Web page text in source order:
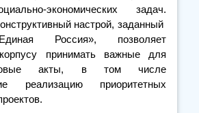
экономических задач.
настрой, заданный
Россия», позволяет
принимать важные для
акты, в том числе
реализацию приоритетных